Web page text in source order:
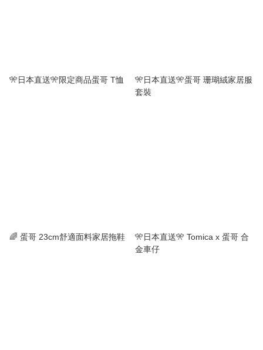
🎌日本直送🎌限定商品蛋哥 T恤
🎌日本直送🎌蛋哥 珊瑚絨家居服
套裝
🌈 蛋哥 23cm舒適面料家居拖鞋
🎌日本直送🎌 Tomica x 蛋哥 合
金車仔